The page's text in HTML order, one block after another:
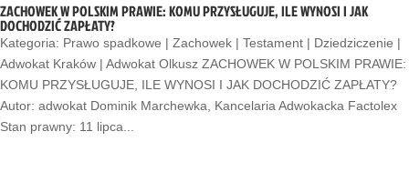
ZACHOWEK W POLSKIM PRAWIE: KOMU PRZYSŁUGUJE, ILE WYNOSI I JAK
DOCHODZIĆ ZAPŁATY?
Kategoria: Prawo spadkowe | Zachowek | Testament | Dziedziczenie |
Adwokat Kraków | Adwokat Olkusz ZACHOWEK W POLSKIM PRAWIE:
KOMU PRZYSŁUGUJE, ILE WYNOSI I JAK DOCHODZIĆ ZAPŁATY?
Autor: adwokat Dominik Marchewka, Kancelaria Adwokacka Factolex
Stan prawny: 11 lipca...